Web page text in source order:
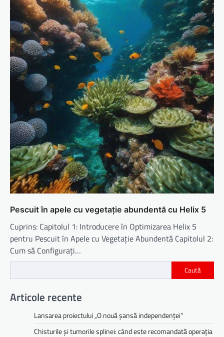
Pescuit în apele cu vegetație abundentă cu Helix 5
Cuprins: Capitolul 1: Introducere în Optimizarea Helix 5
pentru Pescuit în Apele cu Vegetație Abundentă Capitolul 2:
Cum să Configurați…
Caută
Articole recente
Lansarea proiectului „O nouă șansă independenței”
Chisturile și tumorile splinei: când este recomandată operația